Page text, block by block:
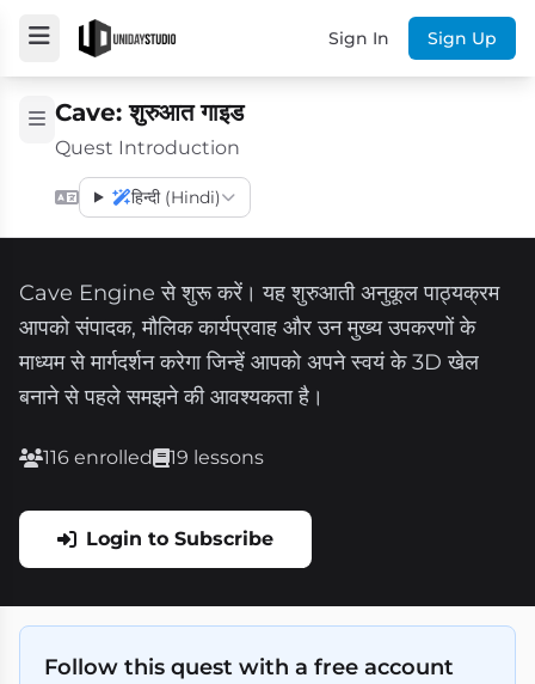
Sign In Sign Up
Cave: शुरुआत गाइड
Quest Introduction
हिन्दी (Hindi)
Cave Engine से शुरू करें। यह शुरुआती अनुकूल पाठ्यक्रम
आपको संपादक, मौलिक कार्यप्रवाह और उन मुख्य उपकरणों के
माध्यम से मार्गदर्शन करेगा जिन्हें आपको अपने स्वयं के 3D खेल
बनाने से पहले समझने की आवश्यकता है।
116 enrolled 19 lessons
Login to Subscribe
Follow this quest with a free account